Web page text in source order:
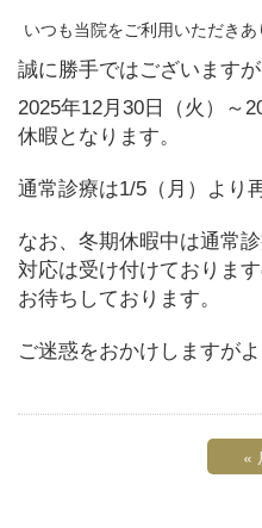
いつも当院をご利用いただきあ
誠に勝手ではございますが
2025年12月30日（火）～
休暇となります。
通常診療は1/5（月）より
なお、冬期休暇中は通常
対応は受け付けておりま
お待ちしております。
ご迷惑をおかけしますが
«